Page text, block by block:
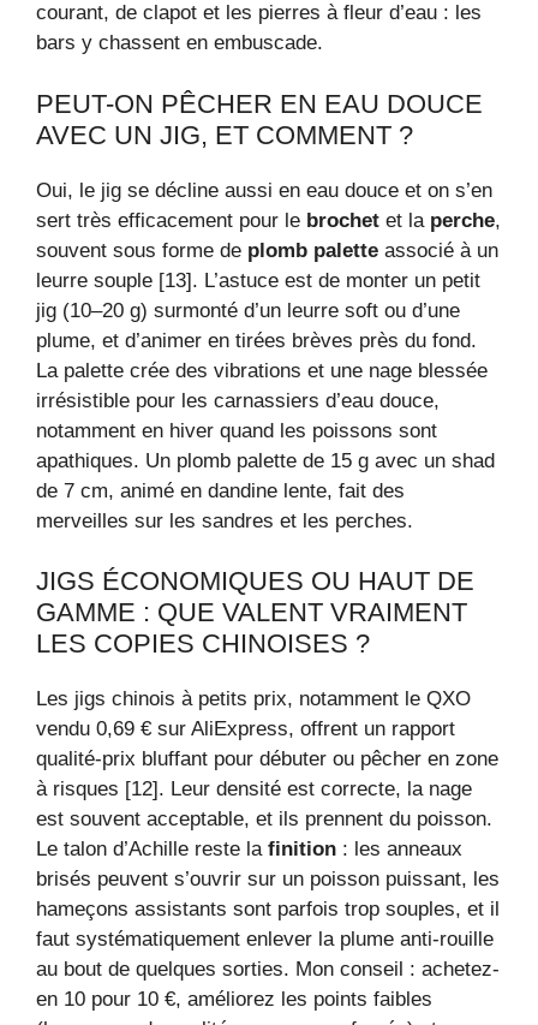
courant, de clapot et les pierres à fleur d’eau : les
bars y chassent en embuscade.
PEUT-ON PÊCHER EN EAU DOUCE
AVEC UN JIG, ET COMMENT ?
Oui, le jig se décline aussi en eau douce et on s’en
sert très efficacement pour le brochet et la perche,
souvent sous forme de plomb palette associé à un
leurre souple [13]. L’astuce est de monter un petit
jig (10–20 g) surmonté d’un leurre soft ou d’une
plume, et d’animer en tirées brèves près du fond.
La palette crée des vibrations et une nage blessée
irrésistible pour les carnassiers d’eau douce,
notamment en hiver quand les poissons sont
apathiques. Un plomb palette de 15 g avec un shad
de 7 cm, animé en dandine lente, fait des
merveilles sur les sandres et les perches.
JIGS ÉCONOMIQUES OU HAUT DE
GAMME : QUE VALENT VRAIMENT
LES COPIES CHINOISES ?
Les jigs chinois à petits prix, notamment le QXO
vendu 0,69 € sur AliExpress, offrent un rapport
qualité-prix bluffant pour débuter ou pêcher en zone
à risques [12]. Leur densité est correcte, la nage
est souvent acceptable, et ils prennent du poisson.
Le talon d’Achille reste la finition : les anneaux
brisés peuvent s’ouvrir sur un poisson puissant, les
hameçons assistants sont parfois trop souples, et il
faut systématiquement enlever la plume anti-rouille
au bout de quelques sorties. Mon conseil : achetez-
en 10 pour 10 €, améliorez les points faibles